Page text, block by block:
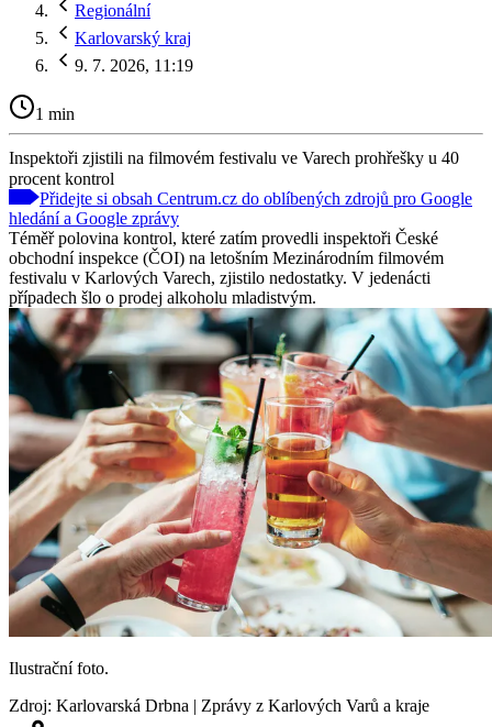
Regionální
Karlovarský kraj
9. 7. 2026, 11:19
1 min
Inspektoři zjistili na filmovém festivalu ve Varech prohřešky u 40
procent kontrol
Přidejte si obsah Centrum.cz do oblíbených zdrojů pro Google
hledání a Google zprávy
Téměř polovina kontrol, které zatím provedli inspektoři České
obchodní inspekce (ČOI) na letošním Mezinárodním filmovém
festivalu v Karlových Varech, zjistilo nedostatky. V jedenácti
případech šlo o prodej alkoholu mladistvým.
Ilustrační foto.
Zdroj: Karlovarská Drbna | Zprávy z Karlových Varů a kraje